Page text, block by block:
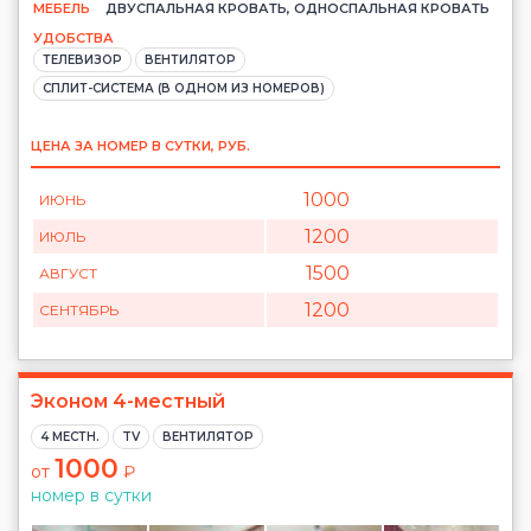
МЕБЕЛЬ
ДВУСПАЛЬНАЯ КРОВАТЬ, ОДНОСПАЛЬНАЯ КРОВАТЬ
УДОБСТВА
ТЕЛЕВИЗОР
ВЕНТИЛЯТОР
СПЛИТ-СИСТЕМА (В ОДНОМ ИЗ НОМЕРОВ)
ЦЕНА ЗА НОМЕР В СУТКИ, РУБ.
ИЮНЬ 1000
ИЮЛЬ 1200
АВГУСТ 1500
СЕНТЯБРЬ 1200
Эконом 4-местный
4 МЕСТН. TV ВЕНТИЛЯТОР
от 1000 ₽
номер в сутки